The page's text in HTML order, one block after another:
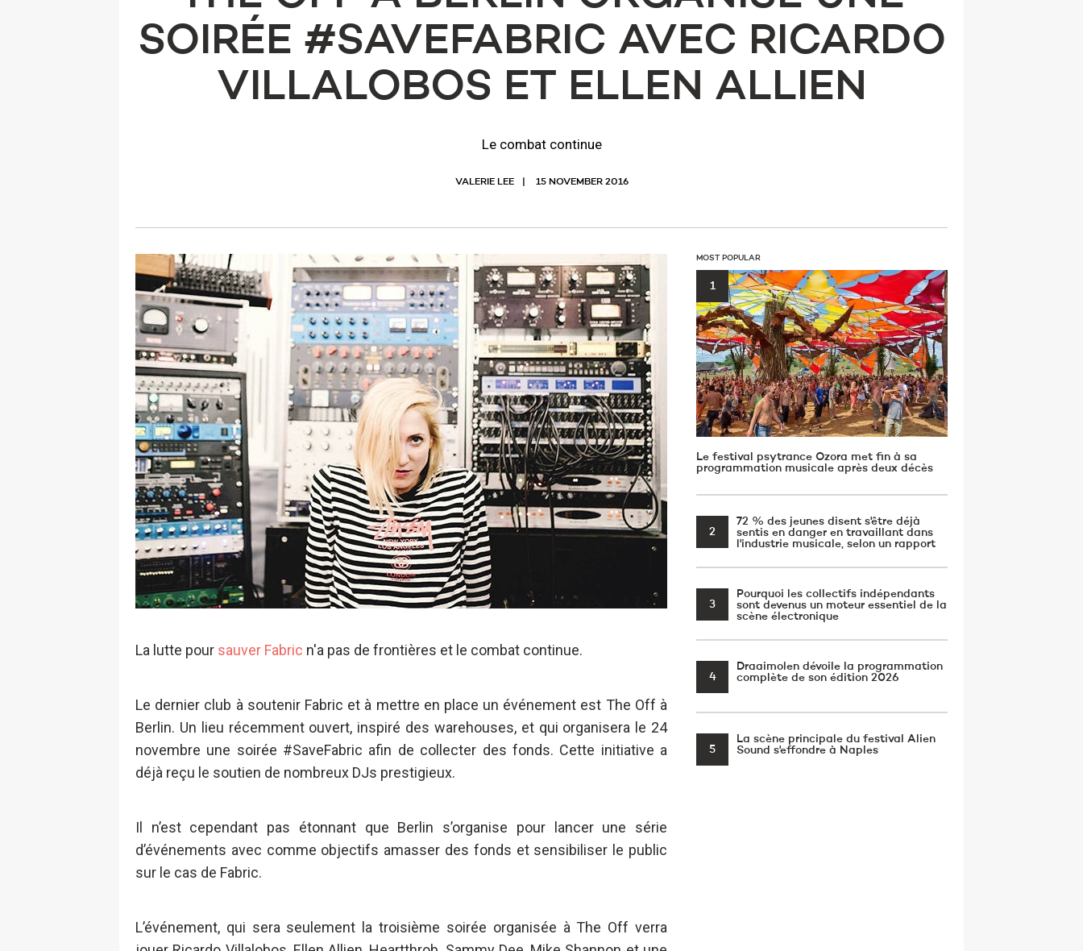
SOIRÉE #SAVEFABRIC AVEC RICARDO
VILLALOBOS ET ELLEN ALLIEN
Le combat continue
VALERIE LEE 15 NOVEMBER 2016
La lutte pour sauver Fabric n'a pas de frontières et le combat continue.
Le dernier club à soutenir Fabric et à mettre en place un événement est The Off à
Berlin. Un lieu récemment ouvert, inspiré des warehouses, et qui organisera le 24
novembre une soirée #SaveFabric afin de collecter des fonds. Cette initiative a
déjà reçu le soutien de nombreux DJs prestigieux.
Il n’est cependant pas étonnant que Berlin s’organise pour lancer une série
d’événements avec comme objectifs amasser des fonds et sensibiliser le public
sur le cas de Fabric.
L’événement, qui sera seulement la troisième soirée organisée à The Off verra
MOST POPULAR
1
Le festival psytrance Ozora met fin à sa
programmation musicale après deux décès
2
72 % des jeunes disent s'être déjà
sentis en danger en travaillant dans
l'industrie musicale, selon un rapport
3
Pourquoi les collectifs indépendants
sont devenus un moteur essentiel de la
scène électronique
4
Draaimolen dévoile la programmation
complète de son édition 2026
5
La scène principale du festival Alien
Sound s'effondre à Naples